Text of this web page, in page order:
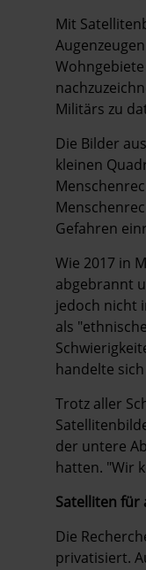
Mit
Militärs zu
Die Bilder
kleinen
Gefahren
Wie 2017 in
abgebrannt
jedoch nicht
als
handelte
Trotz aller
der untere
­hatten. "Wir
Satelliten für
Die
privatisiert.